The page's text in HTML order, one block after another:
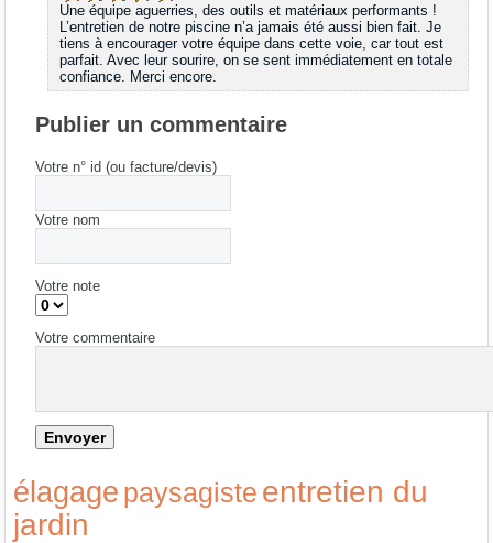
Une équipe aguerries, des outils et matériaux performants !
L’entretien de notre piscine n’a jamais été aussi bien fait. Je
tiens à encourager votre équipe dans cette voie, car tout est
parfait. Avec leur sourire, on se sent immédiatement en totale
confiance. Merci encore.
Publier un commentaire
Votre n° id (ou facture/devis)
Votre nom
Votre note
Votre commentaire
élagage paysagiste entretien du
jardin